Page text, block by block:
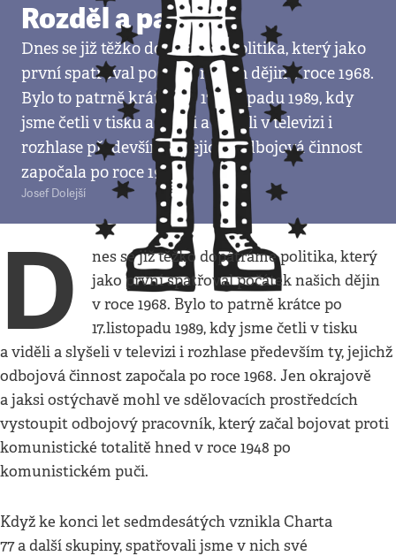
Rozděl a panuj
Dnes se již těžko dopátráme politika, který jako
první spatřoval počátek našich dějin v roce 1968.
Bylo to patrně krátce po 17.listopadu 1989, kdy
jsme četli v tisku a viděli a slyšeli v televizi i
rozhlase především ty, jejichž odbojová činnost
započala po roce 1968.
Josef Dolejší
D
nes se již těžko dopátráme politika, který
jako první spatřoval počátek našich dějin
v roce 1968. Bylo to patrně krátce po
17.listopadu 1989, kdy jsme četli v tisku
a viděli a slyšeli v televizi i rozhlase především ty, jejichž
odbojová činnost započala po roce 1968. Jen okrajově
a jaksi ostýchavě mohl ve sdělovacích prostředcích
vystoupit odbojový pracovník, který začal bojovat proti
komunistické totalitě hned v roce 1948 po
komunistickém puči.
Když ke konci let sedmdesátých vznikla Charta
77 a další skupiny, spatřovali jsme v nich své